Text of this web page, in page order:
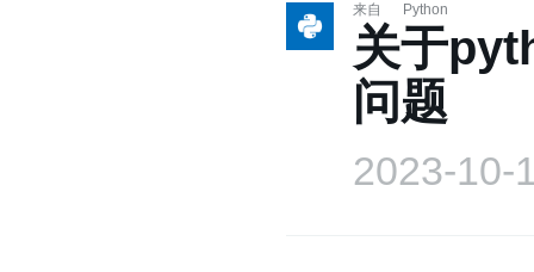
来自 Python
关于
问题
2023-10-